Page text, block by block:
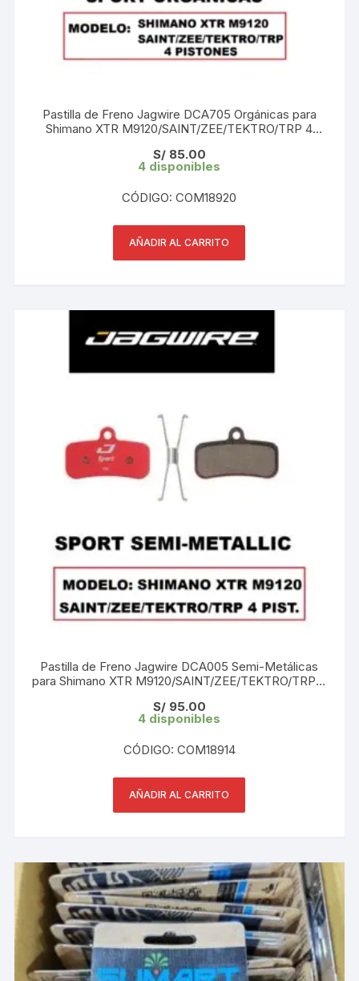
Pastilla de Freno Jagwire DCA705 Orgánicas para
Shimano XTR M9120/SAINT/ZEE/TEKTRO/TRP 4
S/85.00
4 disponibles
CÓDIGO: COM18920
AÑADIR AL CARRITO
Pastilla de Freno Jagwire DCA005 Semi-Metálicas
para Shimano XTR M9120/SAINT/ZEE/TEKTRO/TRP 4
S/95.00
4 disponibles
CÓDIGO: COM18914
AÑADIR AL CARRITO